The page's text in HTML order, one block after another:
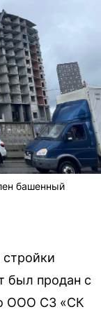
башенный
был продан с
ООО СЗ «СК